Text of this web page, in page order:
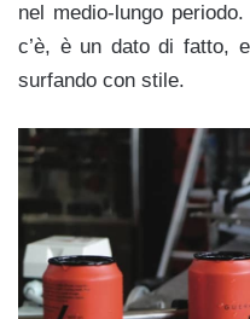
nel medio-lungo
c’è, è un dato di fatto,
surfando con stile.